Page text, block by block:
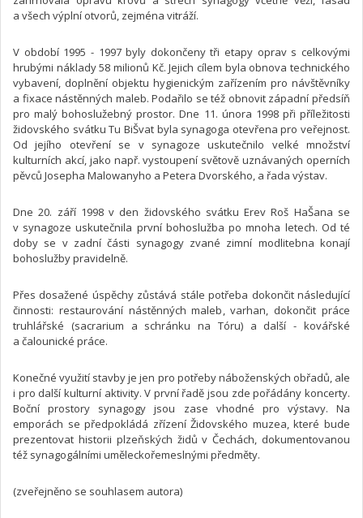
a všech výplní otvorů, zejména vitráží.
V období 1995 - 1997 byly dokončeny tři etapy oprav s celkovými
hrubými náklady 58 milionů Kč. Jejich cílem byla obnova technického
vybavení, doplnění objektu hygienickým zařízením pro návštěvníky
a fixace nástěnných maleb. Podařilo se též obnovit západní předsíň
pro malý bohoslužebný prostor. Dne 11. února 1998 při příležitosti
židovského svátku Tu BiŠvat byla synagoga otevřena pro veřejnost.
Od jejího otevření se v synagoze uskutečnilo velké množství
kulturních akcí, jako např. vystoupení světově uznávaných operních
pěvců Josepha Malowanyho a Petera Dvorského, a řada výstav.
Dne 20. září 1998 v den židovského svátku Erev Roš HaŠana se
v synagoze uskutečnila první bohoslužba po mnoha letech. Od té
doby se v zadní části synagogy zvané zimní modlitebna konají
bohoslužby pravidelně.
Přes dosažené úspěchy zůstává stále potřeba dokončit následující
činnosti: restaurování nástěnných maleb, varhan, dokončit práce
truhlářské (sacrarium a schránku na Tóru) a další - kovářské
a čalounické práce.
Konečné využití stavby je jen pro potřeby náboženských obřadů, ale
i pro další kulturní aktivity. V první řadě jsou zde pořádány koncerty.
Boční prostory synagogy jsou zase vhodné pro výstavy. Na
emporách se předpokládá zřízení Židovského muzea, které bude
prezentovat historii plzeňských židů v Čechách, dokumentovanou
též synagogálními uměleckořemeslnými předměty.
(zveřejněno se souhlasem autora)